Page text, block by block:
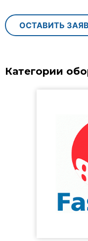
ОСТАВИТЬ
Категории